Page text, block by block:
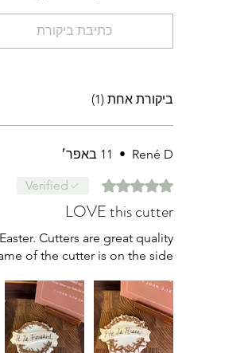
כתיבת ביקורת
ביקורת אחת (1)
René D
• 11 באפר׳
דירוג של 5 מתוך 5 כוכבים. Verified
LOVE this cutter
Cutters are great quality
of the cutter is on the side.